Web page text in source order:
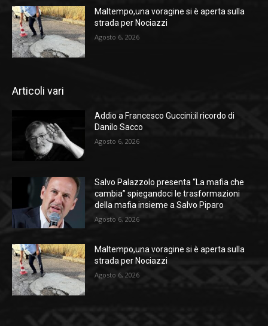
Maltempo,una voragine si è aperta sulla
strada per Nociazzi
Agosto 6, 2026
Articoli vari
Addio a Francesco Guccini:il ricordo di
Danilo Sacco
Agosto 6, 2026
Salvo Palazzolo presenta “La mafia che
cambia” spiegandoci le trasformazioni
della mafia insieme a Salvo Piparo
Agosto 6, 2026
Maltempo,una voragine si è aperta sulla
strada per Nociazzi
Agosto 6, 2026